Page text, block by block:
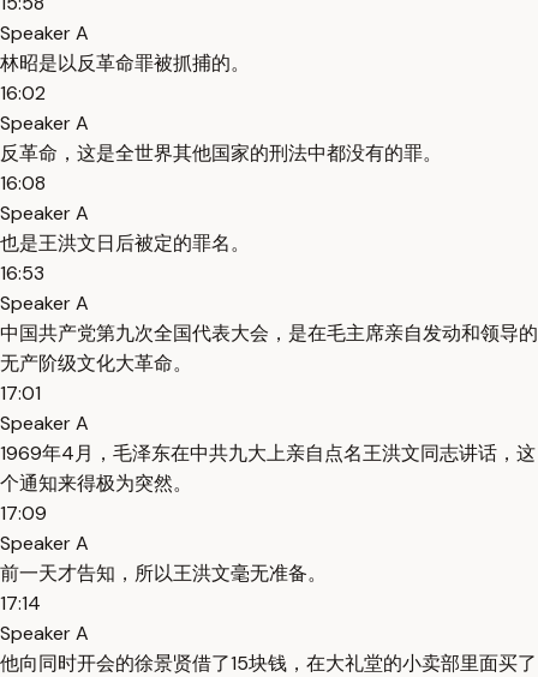
Speaker A
林昭是以反革命罪被抓捕的。
16:02
Speaker A
反革命，这是全世界其他国家的刑法中都没有的罪。
16:08
Speaker A
也是王洪文日后被定的罪名。
16:53
Speaker A
中国共产党第九次全国代表大会，是在毛主席亲自发动和领导的
无产阶级文化大革命。
17:01
Speaker A
1969年4月，毛泽东在中共九大上亲自点名王洪文同志讲话，这
个通知来得极为突然。
17:09
Speaker A
前一天才告知，所以王洪文毫无准备。
17:14
Speaker A
他向同时开会的徐景贤借了15块钱，在大礼堂的小卖部里面买了